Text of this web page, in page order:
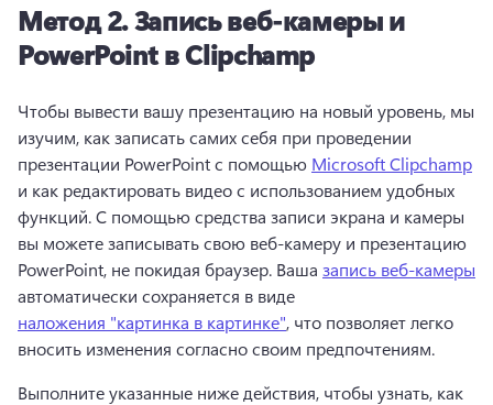
Метод 2. Запись веб-камеры и
PowerPoint в Clipchamp
Чтобы вывести вашу презентацию на новый уровень, мы
изучим, как записать самих себя при проведении
презентации PowerPoint с помощью Microsoft Clipchamp
и как редактировать видео с использованием удобных
функций. С помощью средства записи экрана и камеры
вы можете записывать свою веб-камеру и презентацию
PowerPoint, не покидая браузер. Ваша запись веб-камеры
автоматически сохраняется в виде
наложения "картинка в картинке", что позволяет легко
вносить изменения согласно своим предпочтениям.
Выполните указанные ниже действия, чтобы узнать, как